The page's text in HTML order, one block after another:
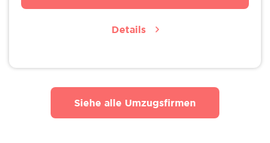
Details
Siehe alle Umzugsfirmen